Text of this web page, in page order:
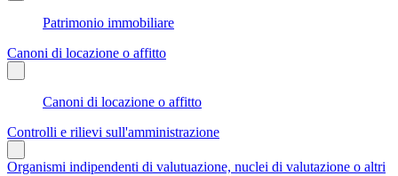
Patrimonio immobiliare
Canoni di locazione o affitto
Canoni di locazione o affitto
Controlli e rilievi sull'amministrazione
Organismi indipendenti di valutuazione, nuclei di valutazione o altri